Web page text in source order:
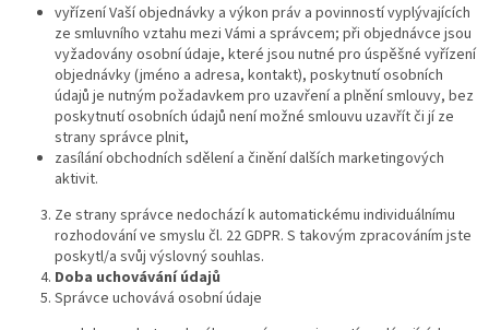
vyřízení Vaší objednávky a výkon práv a povinností vyplývajících
ze smluvního vztahu mezi Vámi a správcem; při objednávce jsou
vyžadovány osobní údaje, které jsou nutné pro úspěšné vyřízení
objednávky (jméno a adresa, kontakt), poskytnutí osobních
údajů je nutným požadavkem pro uzavření a plnění smlouvy, bez
poskytnutí osobních údajů není možné smlouvu uzavřít či jí ze
strany správce plnit,
zasílání obchodních sdělení a činění dalších marketingových
aktivit.
Ze strany správce nedochází k automatickému individuálnímu
rozhodování ve smyslu čl. 22 GDPR. S takovým zpracováním jste
poskytl/a svůj výslovný souhlas.
Doba uchovávání údajů
Správce uchovává osobní údaje